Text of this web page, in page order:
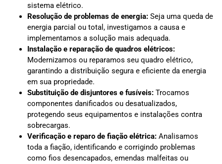
sistema elétrico.
Resolução de problemas de energia: Seja uma queda de
energia parcial ou total, investigamos a causa e
implementamos a solução mais adequada.
Instalação e reparação de quadros elétricos:
Modernizamos ou reparamos seu quadro elétrico,
garantindo a distribuição segura e eficiente da energia
em sua propriedade.
Substituição de disjuntores e fusíveis: Trocamos
componentes danificados ou desatualizados,
protegendo seus equipamentos e instalações contra
sobrecargas.
Verificação e reparo de fiação elétrica: Analisamos
toda a fiação, identificando e corrigindo problemas
como fios desencapados, emendas malfeitas ou